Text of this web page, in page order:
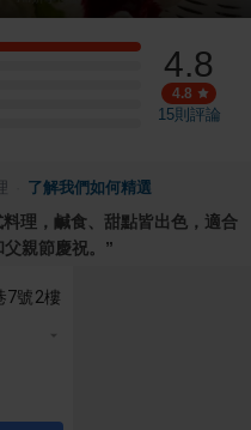
4.8
4.8
15則評論
了解我們如何精選
理，鹹食、甜點皆出色，適合
親節慶祝。 ”
7號2樓